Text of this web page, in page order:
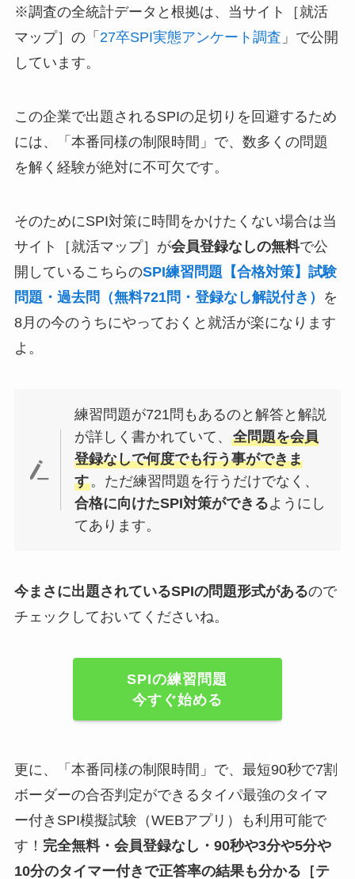
※調査の全統計データと根拠は、当サイト［就活
マップ］の「 27卒SPI実態アンケート調査 」で公開
しています。
この企業で出題されるSPIの足切りを回避するため
には、「本番同様の制限時間」で、数多くの問題
を解く経験が絶対に不可欠です。
そのためにSPI対策に時間をかけたくない場合は当
サイト［就活マップ］が会員登録なしの無料で公
開しているこちらのSPI練習問題【合格対策】試験
問題・過去問（無料721問・登録なし解説付き）
を
8月の今のうちにやっておくと就活が楽になります
よ。
練習問題が721問もあるのと解答と解説
が詳しく書かれていて、全問題を会員
登録なしで何度でも行う事ができま
す。ただ練習問題を行うだけでなく、
合格に向けたSPI対策ができるようにし
てあります。
今まさに出題されているSPIの問題形式があるので
チェックしておいてくださいね。
SPIの練習問題
今すぐ始める
更に、「本番同様の制限時間」で、最短90秒で7割
ボーダーの合否判定ができるタイパ最強のタイマ
ー付きSPI模擬試験（WEBアプリ）も利用可能で
す！ 完全無料・会員登録なし・90秒や3分や5分や
10分のタイマー付きで正答率の結果も分かる ［テ